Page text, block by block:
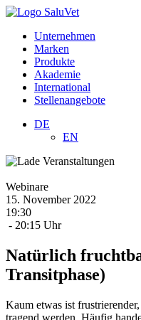
Unternehmen
Marken
Produkte
Akademie
International
Stellenangebote
DE
EN
Webinare
15. November 2022
19:30
- 20:15 Uhr
Natürlich
Transitphase)
Kaum etwas ist
tragend werden. Häufig